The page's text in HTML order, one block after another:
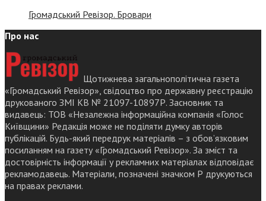
Громадський Ревізор. Бровари
Про нас
Щотижнева загальнополітична газета
«Громадський Ревізор», свідоцтво про державну реєстрацію
друкованого ЗМІ КВ № 21097-10897Р. Засновник та
видавець: ТОВ «Незалежна інформаційна компанія «Голос
Київщини» Редакція може не поділяти думку авторів
публікацій. Будь-який передрук матеріалів – з обов’язковим
посиланням на газету «Громадський Ревізор». За зміст та
достовірність інформації у рекламних матеріалах відповідає
рекламодавець. Матеріали, позначені значком Р друкуються
на правах реклами.